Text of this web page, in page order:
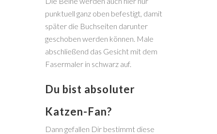
punktuell ganz oben befestigt, damit
später die Buchseiten darunter
geschoben werden können. Male
abschließend das Gesicht mit dem
Fasermaler in schwarz auf.
Du bist absoluter
Katzen-Fan?
Dann gefallen Dir bestimmt diese